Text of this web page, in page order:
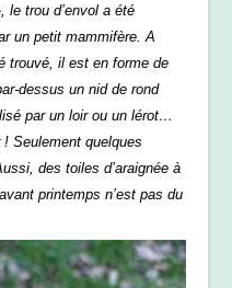
le trou d’envol a été
un petit mammifère. A
trouvé, il est en forme de
dessus un nid de rond
par un loir ou un lérot…
! Seulement quelques
des toiles d’araignée à
printemps n’est pas du